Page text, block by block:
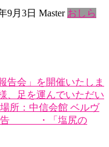
9月3日 Master おしら
告会」を開催いたしま
、足を運んでいただい
所：中信会館 ベルヴ
告 ・「塩尻の